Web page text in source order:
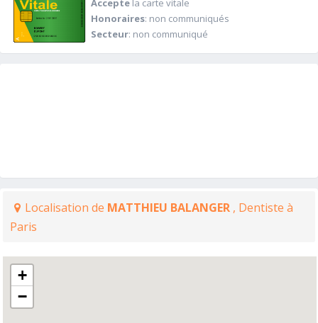
Acceptela carte vitale
Honoraires: non communiqués
Secteur: non communiqué
Localisation de MATTHIEU BALANGER , Dentiste à
Paris
+
−